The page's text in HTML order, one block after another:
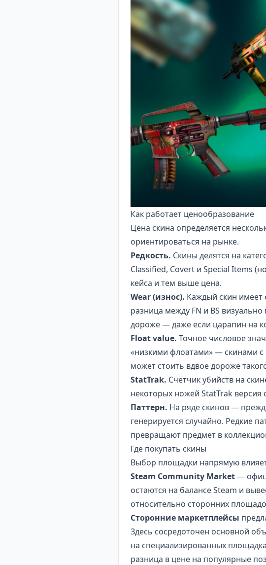
Как работает ценообразование
Цена скина определяется
ориентироваться на рынке.
Редкость. Скины делятся на
Classified, Covert и Special Items
кейса и тем выше цена.
Wear (износ). Каждый скин имеет
разница между FN и BS
дороже — даже если царапин на
Float value. Точное числовое
«низкими флоатами» — скинами
может стоить вдвое дороже
StatTrak. Счётчик убийств на
некоторых ножей StatTrak
Паттерн. На ряде скинов —
генерируется случайно. Редкие
превращают предмет в
Где покупать скины
Выбор площадки напрямую
Steam Community Market—
остаются на балансе Steam и
относительно сторонних
Сторонние маркетплейсы
Здесь сосредоточен основной
на специализированных
разница в цене на популярные